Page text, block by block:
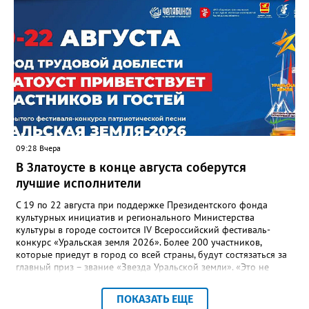
несвоевременно приняли меры для предотвращения
“перемерзания” общей домовой тепловой сети
многоквартирного дома, отсутствовало взаимодействие с
ресурсоснабжающей организацией, ЕДДС и иными службами»,
— сообщила начальник Главного управления ГЖИ Ирина
Настенко. В следующий раз, рекомендовали в
Госжилинспекции, службы должны действовать слаженно. И
оперативно делиться информацией со всеми
заинтересованными – от поставщика тепла до конечных
потребителей.
09:28 Вчера
В Златоусте в конце августа соберутся
лучшие исполнители
С 19 по 22 августа при поддержке Президентского фонда
культурных инициатив и регионального Министерства
культуры в городе состоится IV Всероссийский фестиваль-
конкурс «Уральская земля 2026». Более 200 участников,
которые приедут в город со всей страны, будут состязаться за
главный приз – звание «Звезда Уральской земли». «Это не
прослушивания участников, мастер-классы от ведущих
наставников, выступления победителей прошлых лет и
ПОКАЗАТЬ ЕЩЕ